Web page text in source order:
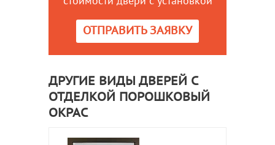
ОТПРАВИТЬ ЗАЯВКУ
ДРУГИЕ ВИДЫ ДВЕРЕЙ С
ОТДЕЛКОЙ ПОРОШКОВЫЙ
ОКРАС